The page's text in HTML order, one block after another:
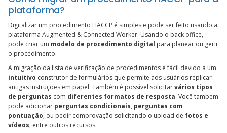
plataforma?
Digitalizar um procedimento HACCP é simples e pode ser feito usando a
plataforma Augmented & Connected Worker. Usando o back office,
pode criar um modelo de procedimento digital para planear ou gerir
o procedimento.
A migração da lista de verificação de procedimentos é fácil devido a um
intuitivo construtor de formulários que permite aos usuários replicar
antigas instruções em papel. Também é possível solicitarvários tipos
de perguntas com diferentes formatos de resposta. Você também
pode adicionar perguntas condicionais, perguntas com
pontuação, ou pedir comprovação solicitando o upload de fotos e
vídeos, entre outros recursos.